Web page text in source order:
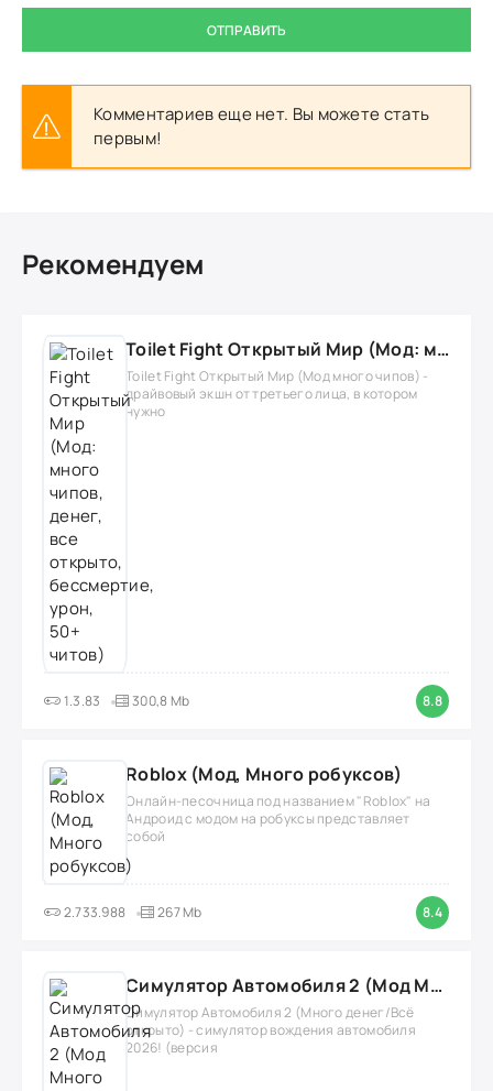
ОТПРАВИТЬ
Комментариев еще нет. Вы можете стать
первым!
Рекомендуем
Toilet Fight Открытый Мир (Мод: много чипов, денег, все открыто, бессмертие, урон, 50+ читов)
Toilet Fight Открытый Мир (Мод много чипов) -
драйвовый экшн от третьего лица, в котором
нужно
1.3.83 300,8 Mb 8.8
Roblox (Мод, Много робуксов)
Онлайн-песочница под названием "Roblox" на
Андроид с модом на робуксы представляет
собой
2.733.988 267 Mb 8.4
Симулятор Автомобиля 2 (Мод Много денег/Всё открыто)
Симулятор Автомобиля 2 (Много денег/Всё
открыто) - симулятор вождения автомобиля
2026! (версия